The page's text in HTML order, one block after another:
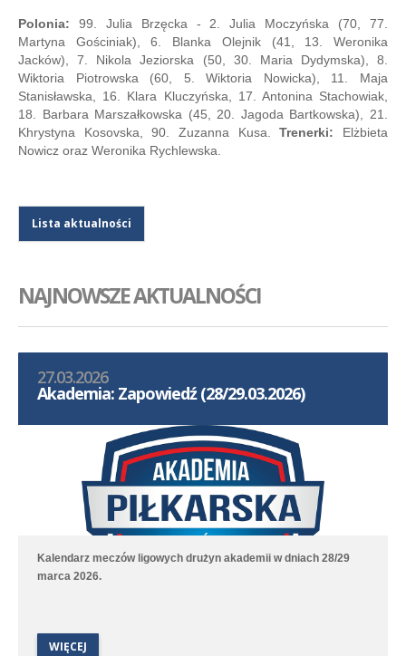
Polonia: 99. Julia Brzęcka - 2. Julia Moczyńska (70, 77.
Martyna Gościniak), 6. Blanka Olejnik (41, 13. Weronika
Jacków), 7. Nikola Jeziorska (50, 30. Maria Dydymska), 8.
Wiktoria Piotrowska (60, 5. Wiktoria Nowicka), 11. Maja
Stanisławska, 16. Klara Kluczyńska, 17. Antonina Stachowiak,
18. Barbara Marszałkowska (45, 20. Jagoda Bartkowska), 21.
Khrystyna Kosovska, 90. Zuzanna Kusa.Trenerki: Elżbieta
Nowicz oraz Weronika Rychlewska.
Lista aktualności
NAJNOWSZE AKTUALNOŚCI
27.03.2026
Akademia: Zapowiedź (28/29.03.2026)
Kalendarz meczów ligowych drużyn akademii w dniach 28/29
marca 2026.
WIĘCEJ